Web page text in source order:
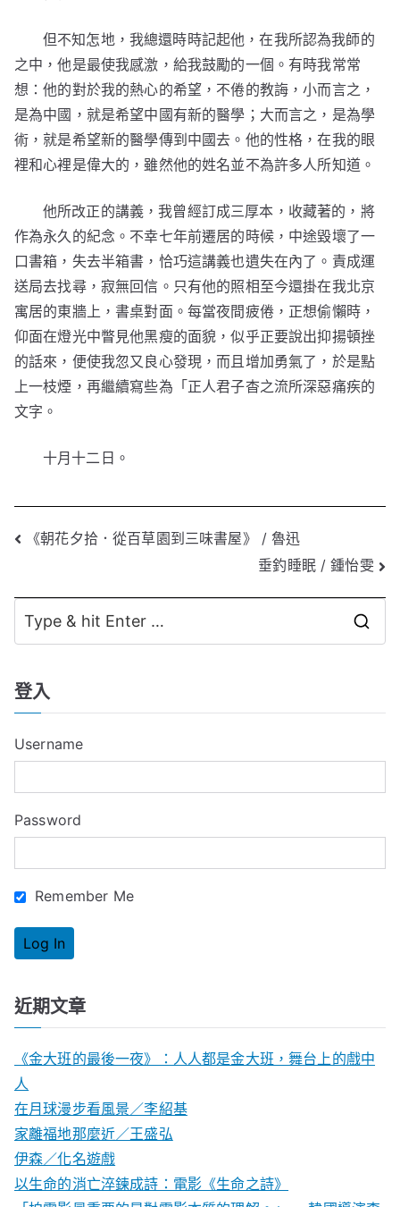
但不知怎地，我總還時時記起他，在我所認為我師的
之中，他是最使我感激，給我鼓勵的一個。有時我常常
想：他的對於我的熱心的希望，不倦的教誨，小而言之，
是為中國，就是希望中國有新的醫學；大而言之，是為學
術，就是希望新的醫學傳到中國去。他的性格，在我的眼
裡和心裡是偉大的，雖然他的姓名並不為許多人所知道。
他所改正的講義，我曾經訂成三厚本，收藏著的，將
作為永久的紀念。不幸七年前遷居的時候，中途毀壞了一
口書箱，失去半箱書，恰巧這講義也遺失在內了。責成運
送局去找尋，寂無回信。只有他的照相至今還掛在我北京
寓居的東牆上，書桌對面。每當夜間疲倦，正想偷懶時，
仰面在燈光中瞥見他黑瘦的面貌，似乎正要說出抑揚頓挫
的話來，便使我忽又良心發現，而且增加勇氣了，於是點
上一枝煙，再繼續寫些為「正人君子杳之流所深惡痛疾的
文字。
十月十二日。
文
導
覽
《朝花夕拾．從百草園到三味書屋》 / 魯迅
垂釣睡眠 / 鍾怡雯
h
r
登入
Username
Password
Remember Me
近期文章
《金大班的最後一夜》：人人都是金大班，舞台上的戲中
人
在月球漫步看風景／李紹基
家離福地那麼近／王盛弘
伊森／化名遊戲
以生命的消亡淬鍊成詩：電影《生命之詩》